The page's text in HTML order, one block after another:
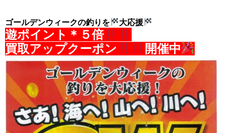
ゴールデンウィークの釣りを 大応援
遊ポイント＊ ５倍
買取アップクーポン
開催中